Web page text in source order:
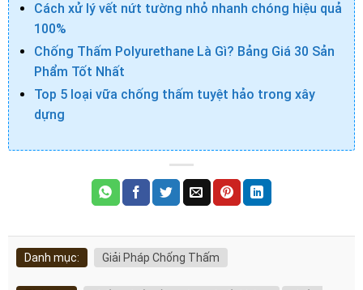
Cách xử lý vết nứt tường nhỏ nhanh chóng hiệu quả
100%
Chống Thấm Polyurethane Là Gì? Bảng Giá 30 Sản
Phẩm Tốt Nhất
Top 5 loại vữa chống thấm tuyệt hảo trong xây
dựng
Danh mục: Giải Pháp Chống Thấm